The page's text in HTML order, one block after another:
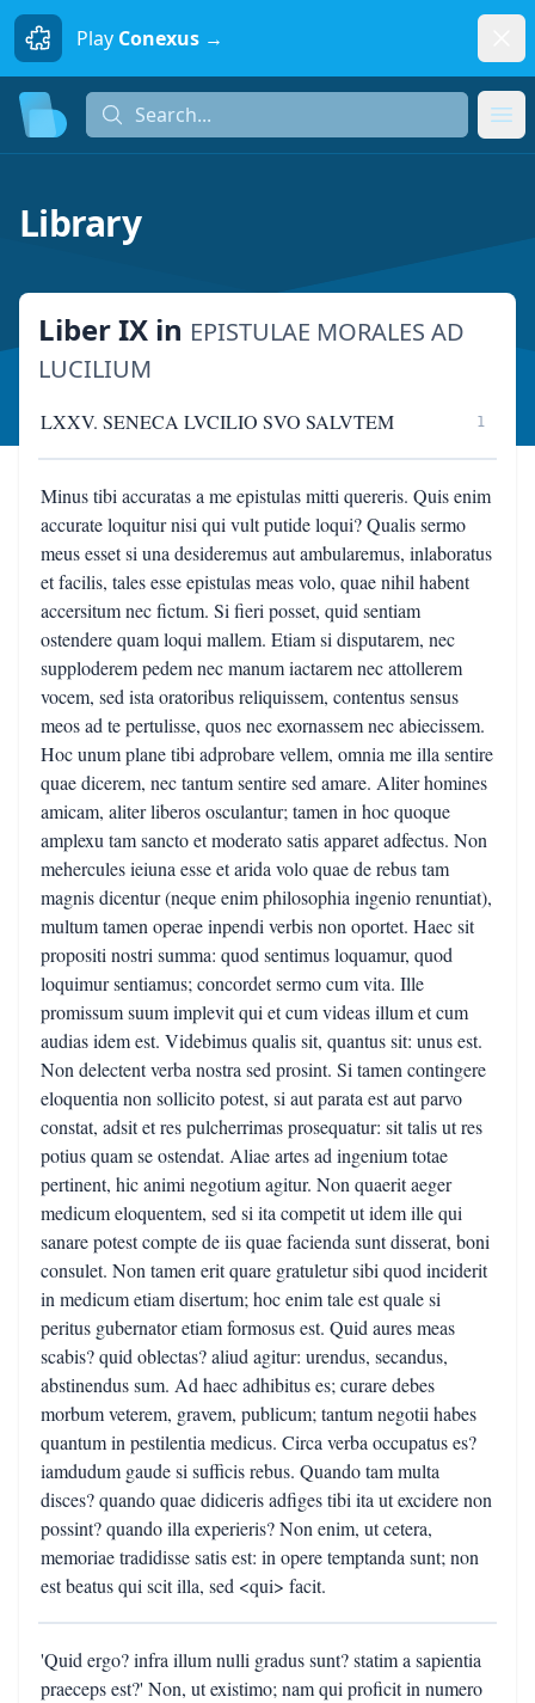
Play Conexus →
Search...
Library
Liber IX in EPISTULAE MORALES AD
LUCILIUM
LXXV. SENECA LVCILIO SVO SALVTEM 1
Minus tibi accuratas a me epistulas mitti quereris. Quis enim
accurate loquitur nisi qui vult putide loqui? Qualis sermo
meus esset si una desideremus aut ambularemus, inlaboratus
et facilis, tales esse epistulas meas volo, quae nihil habent
accersitum nec fictum. Si fieri posset, quid sentiam
ostendere quam loqui mallem. Etiam si disputarem, nec
supploderem pedem nec manum iactarem nec attollerem
vocem, sed ista oratoribus reliquissem, contentus sensus
meos ad te pertulisse, quos nec exornassem nec abiecissem.
Hoc unum plane tibi adprobare vellem, omnia me illa sentire
quae dicerem, nec tantum sentire sed amare. Aliter homines
amicam, aliter liberos osculantur; tamen in hoc quoque
amplexu tam sancto et moderato satis apparet adfectus. Non
mehercules ieiuna esse et arida volo quae de rebus tam
magnis dicentur (neque enim philosophia ingenio renuntiat),
multum tamen operae inpendi verbis non oportet. Haec sit
propositi nostri summa: quod sentimus loquamur, quod
loquimur sentiamus; concordet sermo cum vita. Ille
promissum suum implevit qui et cum videas illum et cum
audias idem est. Videbimus qualis sit, quantus sit: unus est.
Non delectent verba nostra sed prosint. Si tamen contingere
eloquentia non sollicito potest, si aut parata est aut parvo
constat, adsit et res pulcherrimas prosequatur: sit talis ut res
potius quam se ostendat. Aliae artes ad ingenium totae
pertinent, hic animi negotium agitur. Non quaerit aeger
medicum eloquentem, sed si ita competit ut idem ille qui
sanare potest compte de iis quae facienda sunt disserat, boni
consulet. Non tamen erit quare gratuletur sibi quod inciderit
in medicum etiam disertum; hoc enim tale est quale si
peritus gubernator etiam formosus est. Quid aures meas
scabis? quid oblectas? aliud agitur: urendus, secandus,
abstinendus sum. Ad haec adhibitus es; curare debes
morbum veterem, gravem, publicum; tantum negotii habes
quantum in pestilentia medicus. Circa verba occupatus es?
iamdudum gaude si sufficis rebus. Quando tam multa
disces? quando quae didiceris adfiges tibi ita ut excidere non
possint? quando illa experieris? Non enim, ut cetera,
memoriae tradidisse satis est: in opere temptanda sunt; non
est beatus qui scit illa, sed <qui> facit.
'Quid ergo? infra illum nulli gradus sunt? statim a sapientia
praeceps est?' Non, ut existimo; nam qui proficit in numero